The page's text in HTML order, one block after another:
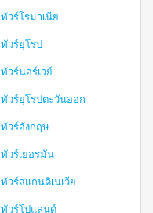
ทัวร์โรมาเนีย
ทัวร์ยุโรป
ทัวร์นอร์เวย์
ทัวร์ยุโรปตะวันออก
ทัวร์อังกฤษ
ทัวร์เยอรมัน
ทัวร์สแกนดิเนเวีย
ทัวร์โปแลนด์